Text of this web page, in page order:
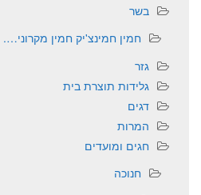
בשר
חמין חמינצ'יק חמין מקרוני….
גזר
גלידות תוצרת בית
דגים
המרות
חגים ומועדים
חנוכה